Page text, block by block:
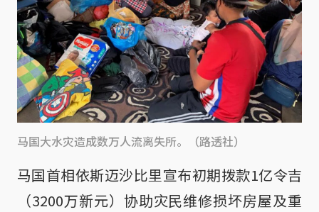
马国大水灾造成数万人流离失所。（路透社）
马国首相依斯迈沙比里宣布初期拨款1亿令吉
（3200万新元）协助灾民维修损坏房屋及重